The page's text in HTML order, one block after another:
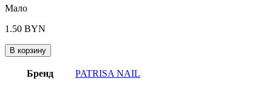
Мало
1.50 BYN
В корзину
Бренд PATRISA NAIL